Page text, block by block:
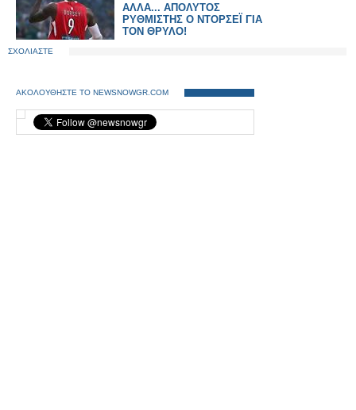
ΑΛΛΑ... ΑΠΟΛΥΤΟΣ
ΡΥΘΜΙΣΤΗΣ Ο ΝΤΟΡΣΕΪ ΓΙΑ
ΤΟΝ ΘΡΥΛΟ!
ΣΧΟΛΙΑΣΤΕ
ΑΚΟΛΟΥΘΗΣΤΕ ΤΟ NEWSNOWGR.COM